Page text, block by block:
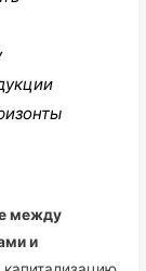
между
и